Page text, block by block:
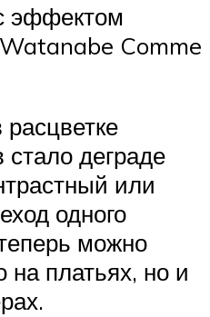
эффектом
Comme
стало деграде
или
одного
можно
на платьях, но и